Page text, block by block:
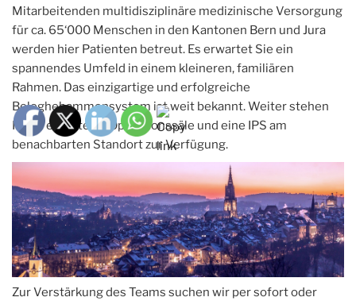
Mitarbeitenden multidisziplinäre medizinische Versorgung
für ca. 65‘000 Menschen in den Kantonen Bern und Jura
werden hier Patienten betreut. Es erwartet Sie ein
spannendes Umfeld in einem kleineren, familiären
Rahmen. Das einzigartige und erfolgreiche
Beleghebammensystem ist weit bekannt. Weiter stehen
Ihnen erweiterte Operationssäle und eine IPS am
benachbarten Standort zur Verfügung.
Zur Verstärkung des Teams suchen wir per sofort oder